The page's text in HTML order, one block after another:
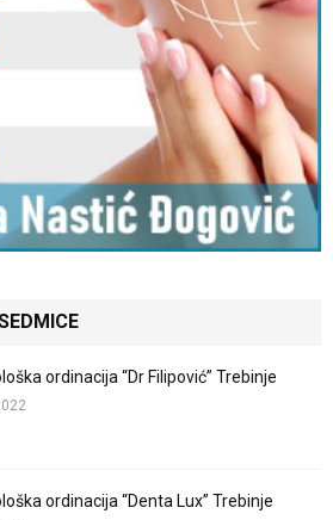
ordinacija “Dr Filipović” Trebinje
ordinacija “Denta Lux” Trebinje